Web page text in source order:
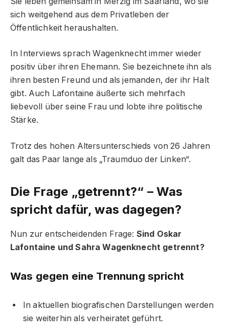
sich weitgehend aus dem Privatleben der
Öffentlichkeit heraushalten.
In Interviews sprach Wagenknecht immer wieder
positiv über ihren Ehemann. Sie bezeichnete ihn als
ihren besten Freund und als jemanden, der ihr Halt
gibt. Auch Lafontaine äußerte sich mehrfach
liebevoll über seine Frau und lobte ihre politische
Stärke.
Trotz des hohen Altersunterschieds von 26 Jahren
galt das Paar lange als „Traumduo der Linken“.
Die Frage „getrennt?“ – Was
spricht dafür, was dagegen?
Nun zur entscheidenden Frage: Sind Oskar
Lafontaine und Sahra Wagenknecht getrennt?
Was gegen eine Trennung spricht
In aktuellen biografischen Darstellungen werden
sie weiterhin als verheiratet geführt.